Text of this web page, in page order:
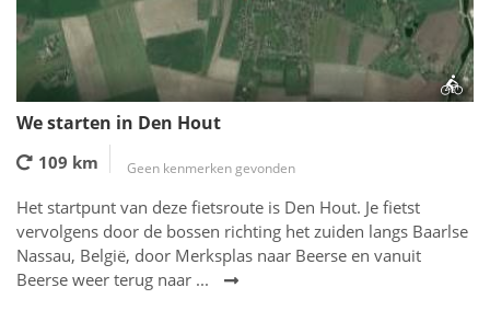
We starten in Den Hout
109 km Geen kenmerken gevonden
Het startpunt van deze fietsroute is Den Hout. Je fietst
vervolgens door de bossen richting het zuiden langs Baarlse
Nassau, België, door Merksplas naar Beerse en vanuit
Beerse weer terug naar ...